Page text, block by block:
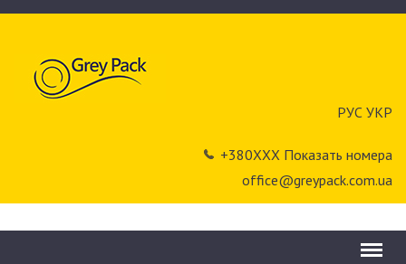
РУС УКР
+380ХХХ Показать номера
office@greypack.com.ua
Menu